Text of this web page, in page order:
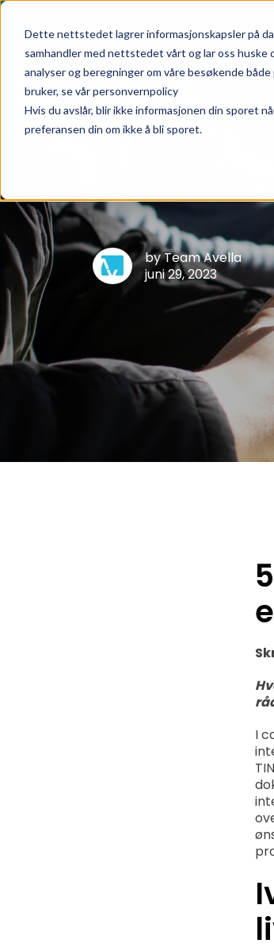
Dette nettstedet lagrer informasjonskapsler på
samhandler med nettstedet vårt og lar oss
analyser og beregninger om våre besøkende
bruker, se vår personvernpolicy
Hvis du avslår, blir ikke informasjonen din sporet
preferansen din om ikke å bli sporet.
5 ting
by Team Avella
juni 29, 2023
I